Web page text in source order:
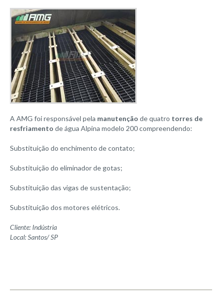
Modelo 386
Modelo 404
Modelo 404/5
Modelo 432
Modelo 518
Modelo 576
Modelo 576/5
Modelo 647
Modelo 808
Modelo 864
Modelo 1037
Modelo 2424
A AMG foi responsável pela manutenção de quatro torres de
resfriamento de água Alpina modelo 200 compreendendo:
Substituição do enchimento de contato;
Substituição do eliminador de gotas;
Substituição das vigas de sustentação;
Substituição dos motores elétricos.
Cliente: Indústria
Local: Santos/ SP